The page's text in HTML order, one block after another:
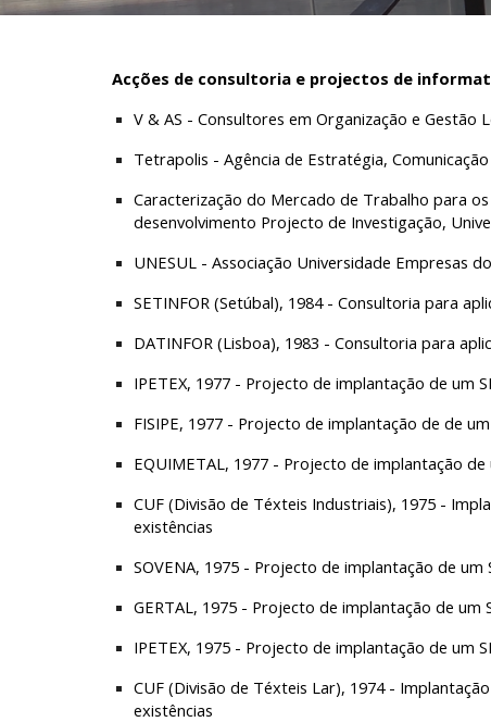
Acções de consultoria e projectos de
V & AS - Consultores em Organização e Gestão
Tetrapolis - Agência de Estratégia,
Caracterização do Mercado de Trabalho para
desenvolvimento Projecto de Investigação,
UNESUL - Associação Universidade Empresas
SETINFOR (Setúbal), 1984 - Consultoria para
DATINFOR (Lisboa), 1983 - Consultoria para
IPETEX, 1977 - Projecto de implantação de um
FISIPE, 1977 - Projecto de implantação de de
EQUIMETAL, 1977 - Projecto de implantação
CUF (Divisão de Téxteis Industriais), 1975 -
existências
SOVENA, 1975 - Projecto de implantação de um
GERTAL, 1975 - Projecto de implantação de
IPETEX, 1975 - Projecto de implantação de um
CUF (Divisão de Téxteis Lar), 1974 -
existências